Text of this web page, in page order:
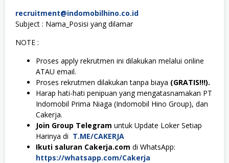
recruitment@indomobilhino.co.id
Subject : Nama_Posisi yang dilamar
NOTE :
Proses apply rekrutmen ini dilakukan melalui online
ATAU email.
Proses rekrutmen dilakukan tanpa biaya (GRATIS!!!).
Harap hati-hati penipuan yang mengatasnamakan PT
Indomobil Prima Niaga (Indomobil Hino Group), dan
Cakerja.
Join Group Telegram untuk Update Loker Setiap
Harinya di T.ME/CAKERJA
Ikuti saluran Cakerja.com di WhatsApp:
https://whatsapp.com/Cakerja